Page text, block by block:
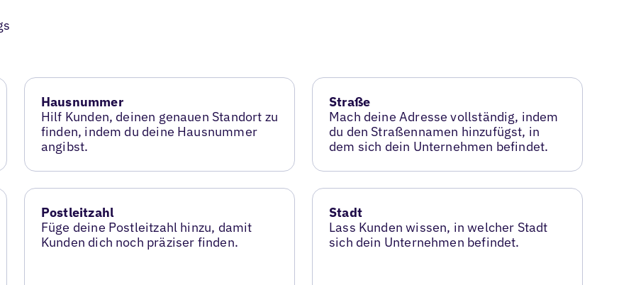
Hausnummer
Hilf Kunden, deinen genauen Standort zu
finden, indem du deine Hausnummer
angibst.
Straße
Mach deine Adresse vollständig, indem
du den Straßennamen hinzufügst, in
dem sich dein Unternehmen befindet.
Postleitzahl
Füge deine Postleitzahl hinzu, damit
Kunden dich noch präziser finden.
Stadt
Lass Kunden wissen, in welcher Stadt
sich dein Unternehmen befindet.